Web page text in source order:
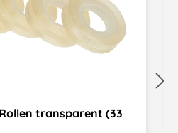
transparent (33